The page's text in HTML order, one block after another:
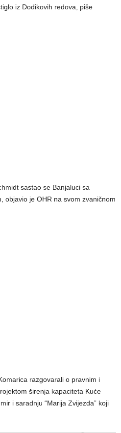
iz Dodikovih redova, piše
sastao se Banjaluci sa
objavio je OHR na svom zvaničnom
razgovarali o pravnim i
širenja kapaciteta Kuće
i saradnju “Marija Zvijezda” koji